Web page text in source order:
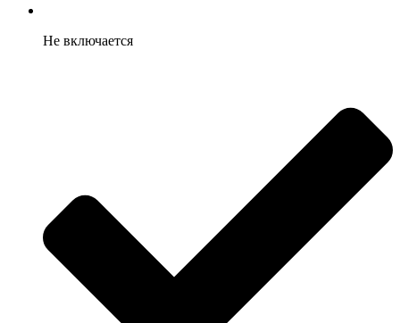
Не включается